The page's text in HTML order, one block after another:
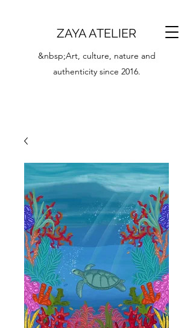
ZAYA ATELIER
&nbsp;Art, culture, nature and
authenticity since 2016.